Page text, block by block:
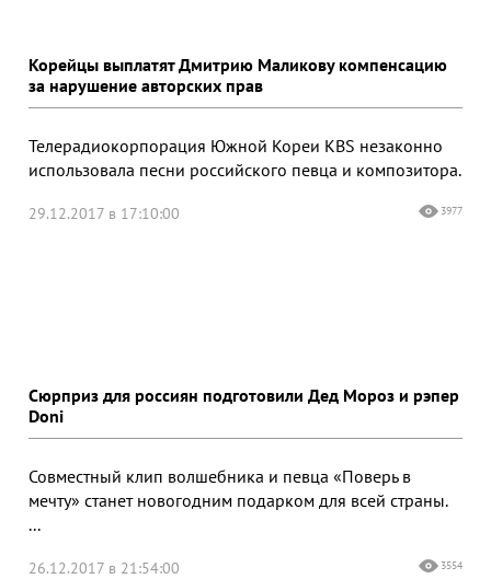
Корейцы выплатят Дмитрию Маликову компенсацию
за нарушение авторских прав
Телерадиокорпорация Южной Кореи KBS незаконно
использовала песни российского певца и композитора.
29.12.2017 в 17:10:00 3977
Сюрприз для россиян подготовили Дед Мороз и рэпер
Doni
Совместный клип волшебника и певца «Поверь в
мечту» станет новогодним подарком для всей страны.
...
26.12.2017 в 21:54:00 3554